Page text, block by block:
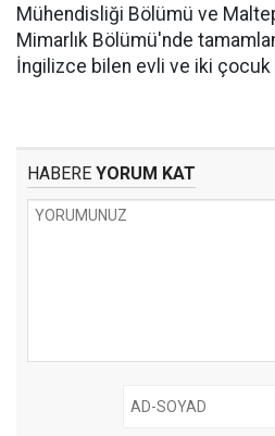
Mühendisliği Bölümü ve
Mimarlık Bölümü'nde
İngilizce bilen evli ve iki çocuk
HABERE YORUM KAT